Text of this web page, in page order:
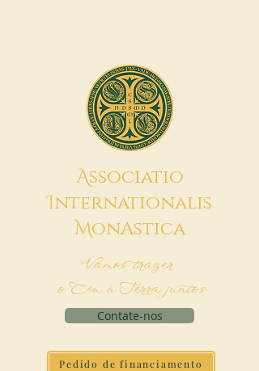
Associatio
Internationalis
MonAstica
Vamos trazer
o Céu à Terra juntos
Contate-nos
Pedido de financiamento